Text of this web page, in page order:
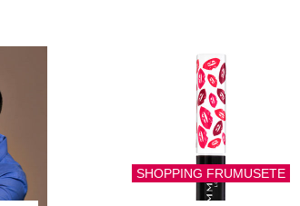
SHOPPING FRUMUSETE